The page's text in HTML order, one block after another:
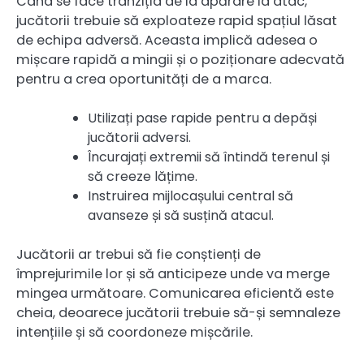
jucătorii trebuie să exploateze rapid spațiul lăsat
de echipa adversă. Aceasta implică adesea o
mișcare rapidă a mingii și o poziționare adecvată
pentru a crea oportunități de a marca.
Utilizați pase rapide pentru a depăși
jucătorii adversi.
Încurajați extremii să întindă terenul și
să creeze lățime.
Instruirea mijlocașului central să
avanseze și să susțină atacul.
Jucătorii ar trebui să fie conștienți de
împrejurimile lor și să anticipeze unde va merge
mingea următoare. Comunicarea eficientă este
cheia, deoarece jucătorii trebuie să-și semnaleze
intențiile și să coordoneze mișcările.